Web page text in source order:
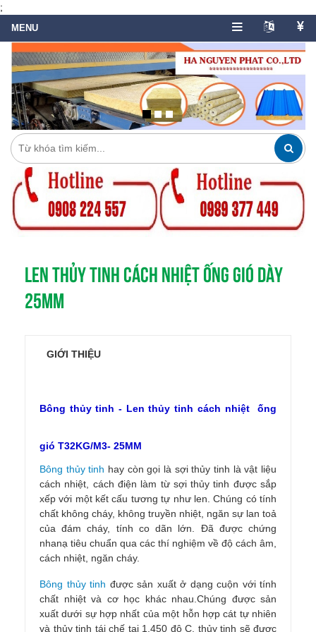
;
LEN THỦY TINH CÁCH NHIỆT ỐNG GIÓ DÀY
25MM
GIỚI THIỆU
Bông thủy tinh - Len thủy tinh cách nhiệt ống
gió T32KG/M3- 25MM
Bông thủy tinh hay còn gọi là sợi thủy tinh là vật liệu
cách nhiệt, cách điện làm từ sợi thủy tinh được sắp
xếp với một kết cấu tương tự như len. Chúng có tính
chất không cháy, không truyền nhiệt, ngăn sự lan toả
của đám cháy, tính co dãn lớn. Đã được chứng
nhanạ tiêu chuẩn qua các thí nghiệm về độ cách âm,
cách nhiệt, ngăn cháy.
Bông thủy tinh được sản xuất ở dạng cuộn với tính
chất nhiệt và cơ học khác nhau.Chúng được sản
xuất dưới sự hợp nhất của một hỗn hợp cát tự nhiên
và thủy tinh tái chế tại 1.450 độ C, thủy tinh sẽ được